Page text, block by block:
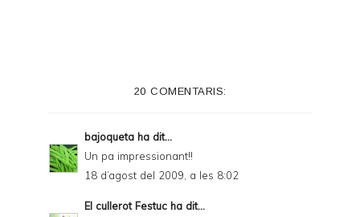
20 COMENTARIS:
bajoqueta ha dit...
Un pa impressionant!!
18 d’agost del 2009, a les 8:02
El cullerot Festuc ha dit...